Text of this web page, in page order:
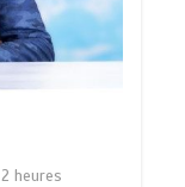
2 heures